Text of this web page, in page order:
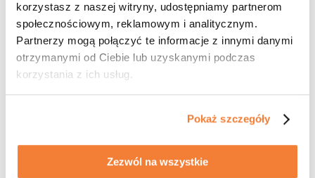
korzystasz z naszej witryny, udostępniamy partnerom
społecznościowym, reklamowym i analitycznym.
Partnerzy mogą połączyć te informacje z innymi danymi
otrzymanymi od Ciebie lub uzyskanymi podczas
korzystania z ich usług.
Pokaż szczegóły
Zezwól na wszystkie
27.07.2026
Realizacja
Gdynia wybiera kurtyny GUARD!
21.07.2026